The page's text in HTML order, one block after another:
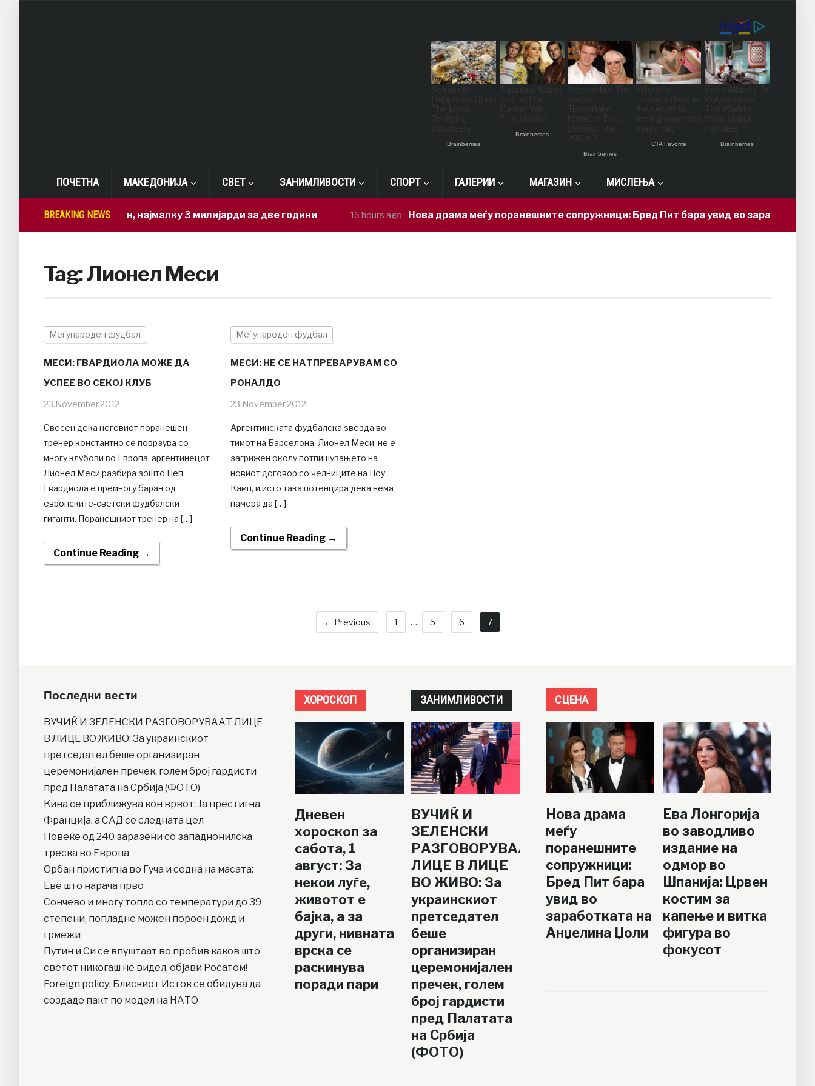
ПОЧЕТНА МАКЕДОНИЈА СВЕТ ЗАНИМЛИВОСТИ СПОРТ ГАЛЕРИИ МАГАЗИН МИСЛЕЊА
BREAKING NEWS
евра за 71 ден, најмалку 3 милијарди за две години 16 hours ago Нова драма меѓу поранешните сопружници: Бред Пит бара увид во заработката
Tag:Лионел Меси
Меѓународен фудбал
МЕСИ: ГВАРДИОЛА МОЖЕ ДА
УСПЕЕ ВО СЕКОЈ КЛУБ
23.November.2012
Свесен дека неговиот поранешен
тренер константно се поврзува со
многу клубови во Европа, аргентинецот
Лионел Меси разбира зошто Пеп
Гвардиола е премногу баран од
европските-светски фудбалски
гиганти. Поранешниот тренер на […]
Continue Reading →
Меѓународен фудбал
МЕСИ: НЕ СЕ НАТПРЕВАРУВАМ СО
РОНАЛДО
23.November.2012
Аргентинската фудбалска ѕвезда во
тимот на Барселона, Лионел Меси, не е
загрижен околу потпишувањето на
новиот договор со челниците на Ноу
Камп, и исто така потенцира дека нема
намера да […]
Continue Reading →
← Previous 1 … 5 6 7
Последни вести
ВУЧИЌ И ЗЕЛЕНСКИ РАЗГОВОРУВААТ ЛИЦЕ
В ЛИЦЕ ВО ЖИВО: За украинскиот
претседател беше организиран
церемонијален пречек, голем број гардисти
пред Палатата на Србија (ФОТО)
Кина се приближува кон врвот: Ја престигна
Франција, а САД се следната цел
Повеќе од 240 заразени со западнонилска
треска во Европа
Орбан пристигна во Гуча и седна на масата:
Еве што нарача прво
Сончево и многу топло со температури до 39
степени, попладне можен пороен дожд и
грмежи
Путин и Си се впуштаат во пробив каков што
светот никогаш не видел, објави Росатом!
Foreign policy: Блискиот Исток се обидува да
создаде пакт по модел на НАТО
ХОРОСКОП
Дневен
хороскоп за
сабота, 1
август: За
некои луѓе,
животот е
бајка, а за
други, нивната
врска се
раскинува
поради пари
ЗАНИМЛИВОСТИ
ВУЧИЌ И
ЗЕЛЕНСКИ
РАЗГОВОРУВААТ
ЛИЦЕ В ЛИЦЕ
ВО ЖИВО: За
украинскиот
претседател
беше
организиран
церемонијален
пречек, голем
број гардисти
пред Палатата
на Србија
(ФОТО)
СЦЕНА
Нова драма
меѓу
поранешните
сопружници:
Бред Пит бара
увид во
заработката на
Анџелина Џоли
Ева Лонгорија
во заводливо
издание на
одмор во
Шпанија: Црвен
костим за
капење и витка
фигура во
фокусот